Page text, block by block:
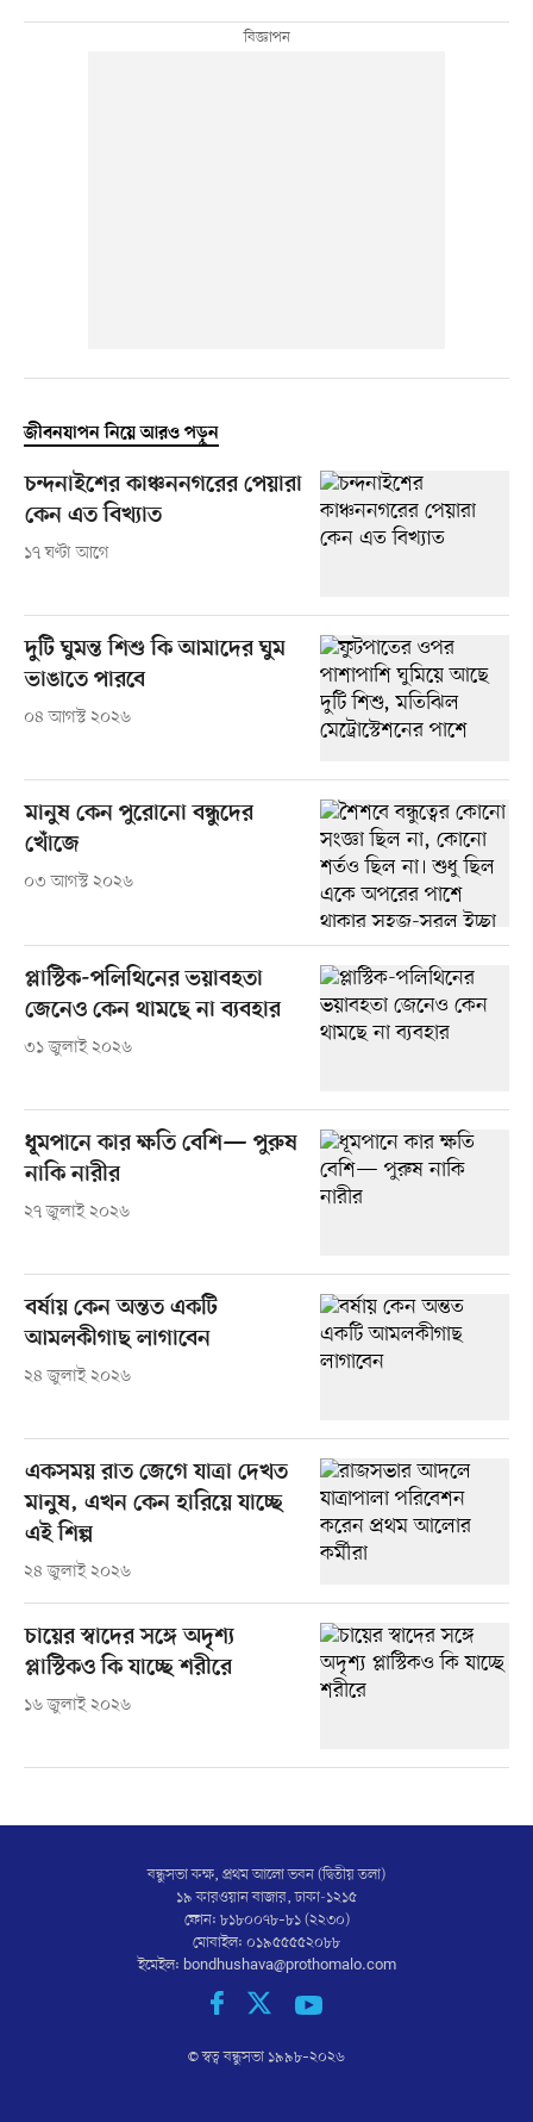
জীবনযাপন নিয়ে আরও পড়ুন
চন্দনাইশের কাঞ্চননগরের পেয়ারা
কেন এত বিখ্যাত
১৭ ঘণ্টা আগে
দুটি ঘুমন্ত শিশু কি আমাদের ঘুম
ভাঙাতে পারবে
০৪ আগস্ট ২০২৬
মানুষ কেন পুরোনো বন্ধুদের
খোঁজে
০৩ আগস্ট ২০২৬
প্লাস্টিক-‎পলিথিনের ভয়াবহতা
জেনেও কেন থামছে না ব্যবহার
৩১ জুলাই ২০২৬
ধূমপানে কার ক্ষতি বেশি— পুরুষ
নাকি নারীর
২৭ জুলাই ২০২৬
বর্ষায় কেন অন্তত একটি
আমলকীগাছ লাগাবেন
২৪ জুলাই ২০২৬
একসময় রাত জেগে যাত্রা দেখত
মানুষ, এখন কেন হারিয়ে যাচ্ছে
এই শিল্প
২৪ জুলাই ২০২৬
চায়ের স্বাদের সঙ্গে অদৃশ্য
প্লাস্টিকও কি যাচ্ছে শরীরে
১৬ জুলাই ২০২৬
বন্ধুসভা কক্ষ, প্রথম আলো ভবন (দ্বিতীয় তলা)
১৯ কারওয়ান বাজার, ঢাকা-১২১৫
ফোন: ৮১৮০০৭৮–৮১ (২২৩০)
মোবাইল: ০১৯৫৫৫৫২০৮৮
ইমেইল: bondhushava@prothomalo.com
© স্বত্ব বন্ধুসভা ১৯৯৮–২০২৬